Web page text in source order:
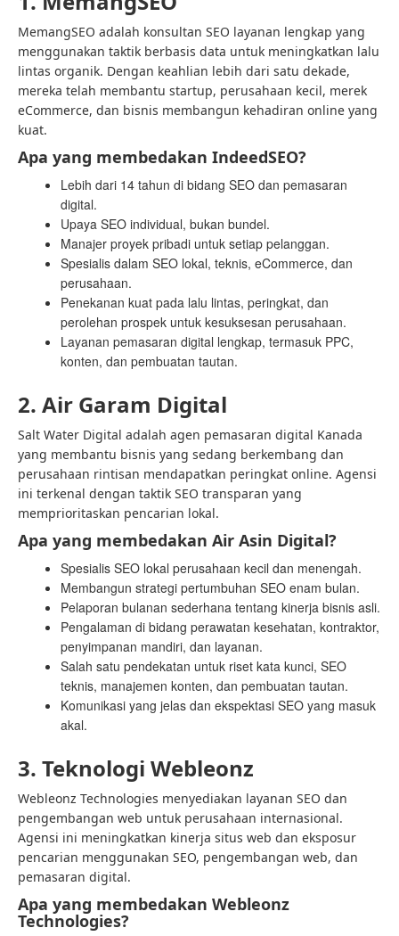
MemangSEO adalah konsultan SEO layanan lengkap yang
menggunakan taktik berbasis data untuk meningkatkan lalu
lintas organik. Dengan keahlian lebih dari satu dekade,
mereka telah membantu startup, perusahaan kecil, merek
eCommerce, dan bisnis membangun kehadiran online yang
kuat.
Apa yang membedakan IndeedSEO?
Lebih dari 14 tahun di bidang SEO dan pemasaran
digital.
Upaya SEO individual, bukan bundel.
Manajer proyek pribadi untuk setiap pelanggan.
Spesialis dalam SEO lokal, teknis, eCommerce, dan
perusahaan.
Penekanan kuat pada lalu lintas, peringkat, dan
perolehan prospek untuk kesuksesan perusahaan.
Layanan pemasaran digital lengkap, termasuk PPC,
konten, dan pembuatan tautan.
2. Air Garam Digital
Salt Water Digital adalah agen pemasaran digital Kanada
yang membantu bisnis yang sedang berkembang dan
perusahaan rintisan mendapatkan peringkat online. Agensi
ini terkenal dengan taktik SEO transparan yang
memprioritaskan pencarian lokal.
Apa yang membedakan Air Asin Digital?
Spesialis SEO lokal perusahaan kecil dan menengah.
Membangun strategi pertumbuhan SEO enam bulan.
Pelaporan bulanan sederhana tentang kinerja bisnis asli.
Pengalaman di bidang perawatan kesehatan, kontraktor,
penyimpanan mandiri, dan layanan.
Salah satu pendekatan untuk riset kata kunci, SEO
teknis, manajemen konten, dan pembuatan tautan.
Komunikasi yang jelas dan ekspektasi SEO yang masuk
akal.
3. Teknologi Webleonz
Webleonz Technologies menyediakan layanan SEO dan
pengembangan web untuk perusahaan internasional.
Agensi ini meningkatkan kinerja situs web dan eksposur
pencarian menggunakan SEO, pengembangan web, dan
pemasaran digital.
Apa yang membedakan Webleonz
Technologies?